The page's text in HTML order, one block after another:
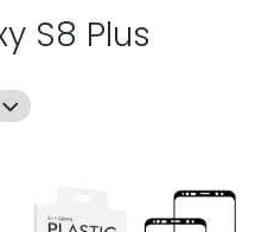
S8 Plus